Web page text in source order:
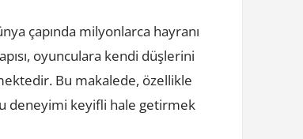
çapında milyonlarca hayranı
oyunculara kendi düşlerini
Bu makalede, özellikle
deneyimi keyifli hale getirmek